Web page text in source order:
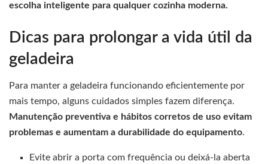
escolha inteligente para qualquer cozinha moderna.
Dicas para prolongar a vida útil da
geladeira
Para manter a geladeira funcionando eficientemente por
mais tempo, alguns cuidados simples fazem diferença.
Manutenção preventiva e hábitos corretos de uso evitam
problemas e aumentam a durabilidade do equipamento.
Evite abrir a porta com frequência ou deixá-la aberta